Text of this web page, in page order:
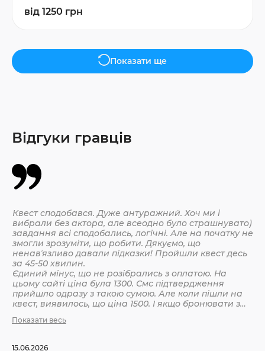
від 1250 грн
Показати ще
Відгуки гравців
Квест сподобався. Дуже антуражний. Хоч ми і
вибрали без актора, але всеодно було страшнувато)
завдання всі сподобались, логічні. Але на початку не
змогли зрозуміти, що робити. Дякуємо, що
ненавʼязливо давали підказки! Пройшли квест десь
за 45-50 хвилин.
Єдиний мінус, що не розібрались з оплатою. На
цьому сайті ціна була 1300. Смс підтвердження
прийшло одразу з такою сумою. Але коли пішли на
квест, виявилось, що ціна 1500. І якщо бронювати з
невелика, але всеодно уточнюйте при бронюванні
Показати весь
15.06.2026